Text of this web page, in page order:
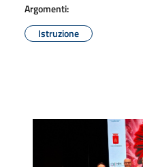
Argomenti:
Istruzione